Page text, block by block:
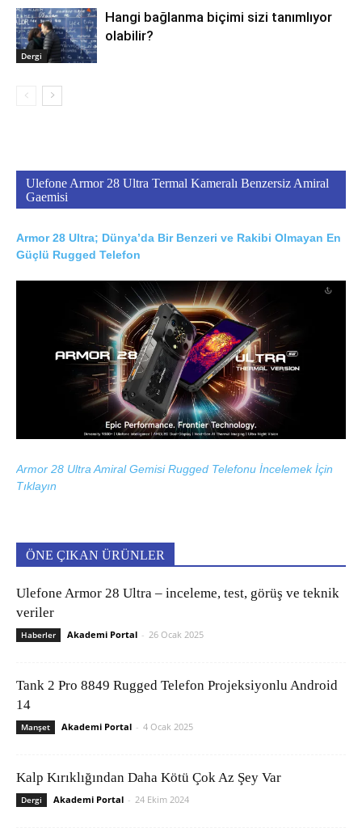
Dergi
Hangi bağlanma biçimi sizi tanımlıyor
olabilir?
Ulefone Armor 28 Ultra Termal Kameralı Benzersiz Amiral
Gaemisi
Armor 28 Ultra; Dünya’da Bir Benzeri ve Rakibi Olmayan En
Güçlü Rugged Telefon
Armor 28 Ultra Amiral Gemisi Rugged Telefonu İncelemek İçin
Tıklayın
ÖNE ÇIKAN ÜRÜNLER
Ulefone Armor 28 Ultra – inceleme, test, görüş ve teknik
veriler
Haberler Akademi Portal - 26 Ocak 2025
Tank 2 Pro 8849 Rugged Telefon Projeksiyonlu Android
14
Manşet Akademi Portal - 4 Ocak 2025
Kalp Kırıklığından Daha Kötü Çok Az Şey Var
Dergi Akademi Portal - 24 Ekim 2024